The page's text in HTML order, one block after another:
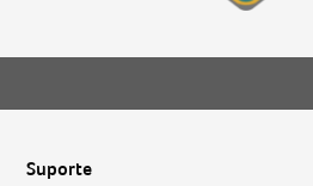
Suporte